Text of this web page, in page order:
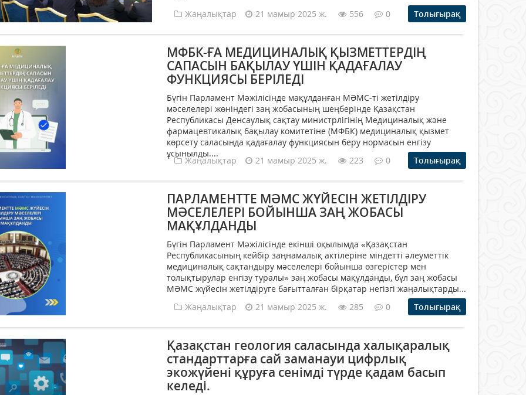
Жаңалықтар
21 мамыр 2025 ж. 556 0 Толығырақ
МФБК-ҒА МЕДИЦИНАЛЫҚ ҚЫЗМЕТТЕРДІҢ
САПАСЫН БАҚЫЛАУ ҮШІН ҚАДАҒАЛАУ
ФУНКЦИЯСЫ БЕРІЛЕДІ
Бүгін Парламент Мәжілісінде мақұлданған МӘМС-ті жетілдіру
мәселелері жөніндегі заң жобасының шеңберінде Қазақстан
Республикасы Денсаулық сақтау министрлігінің Медициналық және
фармацевтикалық бақылау комитетіне (МФБК) медициналық қызмет
көрсету саласында қадағалау функциясын беру нормасын енгізу
ұсынылды....
Жаңалықтар 21 мамыр 2025 ж. 223 0 Толығырақ
ПАРЛАМЕНТТЕ МӘМС ЖҮЙЕСІН ЖЕТІЛДІРУ
МӘСЕЛЕЛЕРІ БОЙЫНША ЗАҢ ЖОБАСЫ
МАҚҰЛДАНДЫ
Бүгін Парламент Мәжілісінде екінші оқылымда «Қазақстан
Республикасының кейбір заңнамалық актілеріне міндетті әлеуметтік
медициналық сақтандыру мәселелері бойынша өзгерістер мен
толықтырулар енгізу туралы» заң жобасы мақұлданды, бұл заң жобасы
МӘМС жүйесін жетілдіруге бағытталған бірқатар негізгі жаңалықтарды...
Жаңалықтар
21 мамыр 2025 ж. 285 0 Толығырақ
Қазақстан геология саласында халықаралық
стандарттарға сай заманауи цифрлық
экожүйені құруға сенімді түрде қадам басып
келеді.